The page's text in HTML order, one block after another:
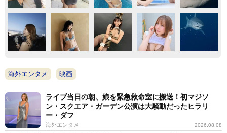
海外エンタメ 映画
ライブ当日の朝、娘を緊急救命室に搬送！初マジソ
ン・スクエア・ガーデン公演は大騒動だったヒラリ
ー・ダフ
海外エンタメ 2026.08.08